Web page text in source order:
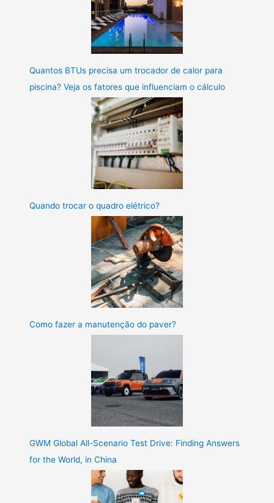
Quantos BTUs precisa um trocador de calor para
piscina? Veja os fatores que influenciam o cálculo
Quando trocar o quadro elétrico?
Como fazer a manutenção do paver?
GWM Global All-Scenario Test Drive: Finding Answers
for the World, in China